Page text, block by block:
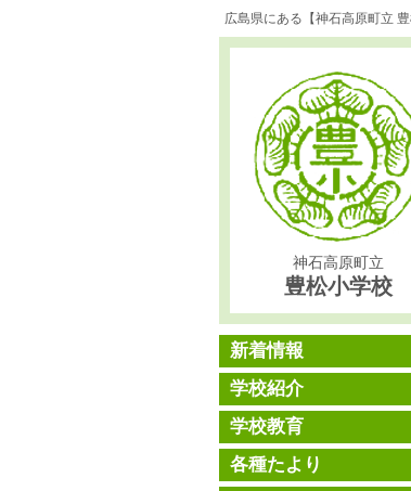
広島県にある【神石高原町立
神石高原町立
豊松小学校
新着情報
学校紹介
学校教育
各種たより